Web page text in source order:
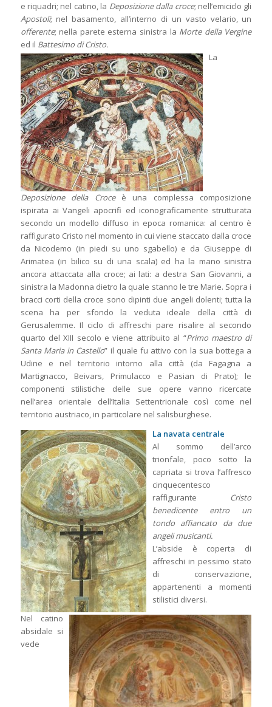
e riquadri; nel catino, la Deposizione dalla croce; nell’emiciclo gli
Apostoli; nel basamento, all’interno di un vasto velario, un
offerente; nella parete esterna sinistra la Morte della Vergine
ed il Battesimo di Cristo.
La
Deposizione della Croceè una complessa composizione
ispirata ai Vangeli apocrifi ed iconograficamente strutturata
secondo un modello diffuso in epoca romanica: al centro è
raffigurato Cristo nel momento in cui viene staccato dalla croce
da Nicodemo (in piedi su uno sgabello) e da Giuseppe di
Arimatea (in bilico su di una scala) ed ha la mano sinistra
ancora attaccata alla croce; ai lati: a destra San Giovanni, a
sinistra la Madonna dietro la quale stanno le tre Marie. Sopra i
bracci corti della croce sono dipinti due angeli dolenti; tutta la
scena ha per sfondo la veduta ideale della città di
Gerusalemme. Il ciclo di affreschi pare risalire al secondo
quarto del XIII secolo e viene attribuito al “Primo maestro di
Santa Maria in Castello” il quale fu attivo con la sua bottega a
Udine e nel territorio intorno alla città (da Fagagna a
Martignacco, Beivars, Primulacco e Pasian di Prato); le
componenti stilistiche delle sue opere vanno ricercate
nell’area orientale dell’Italia Settentrionale così come nel
territorio austriaco, in particolare nel salisburghese.
La navata centrale
Al sommo dell’arco
trionfale, poco sotto la
capriata si trova l’affresco
cinquecentesco
raffigurante Cristo
benedicente entro un
tondo affiancato da due
angeli musicanti.
L’abside è coperta di
affreschi in pessimo stato
di conservazione,
appartenenti a momenti
stilistici diversi.
Nel catino
absidale si
vede